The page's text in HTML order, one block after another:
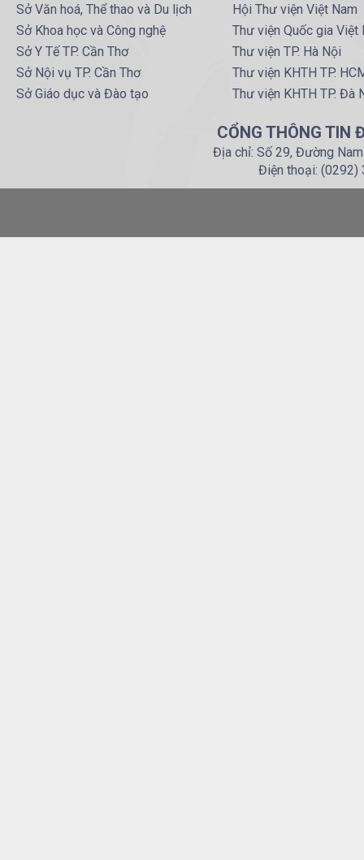
Sở Văn hoá, Thể thao và Du lịch
Sở Khoa học và Công nghệ
Sở Y Tế TP. Cần Thơ
Sở Nội vụ TP. Cần Thơ
Sở Giáo dục và Đào tạo
Hội Thư viện Việt Nam
Thư viện Quốc gia Việt
Thư viện TP. Hà Nội
Thư viện KHTH TP.
Thư viện KHTH TP. Đà
CỔNG THÔNG TIN
Địa chỉ: Số 29, Đường
Điện thoại: (0292)